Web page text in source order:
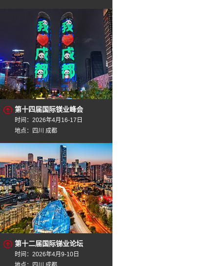
第十四届国际镁业峰会
时间：2026年4月16-17日
地点：四川 成都
第十二届国际锑业论坛
时间：2026年4月9-10日